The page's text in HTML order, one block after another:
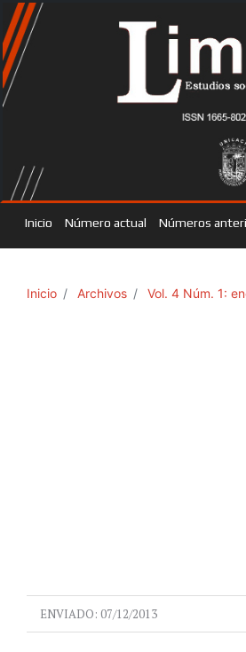
Inicio Número actual Números
Inicio Archivos Vol. 4 Núm. 1:
ENVIADO: 07/12/2013